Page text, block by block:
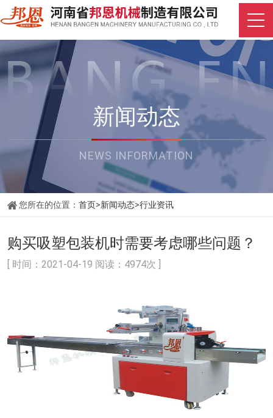
新闻动态
NEWS INFORMATION
您所在的位置： 首页>新闻动态>行业资讯
购买吸塑包装机时需要考虑哪些问题？
[ 时间：2021-04-19 阅读：4974次 ]